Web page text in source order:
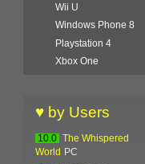
Wii U
Windows Phone 8
Playstation 4
Xbox One
♥ by Users
10.0
The Whispered
World
PC